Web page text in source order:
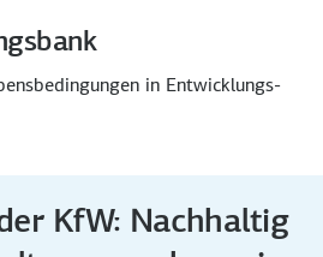
in Entwicklungs-
KfW: Nachhaltig